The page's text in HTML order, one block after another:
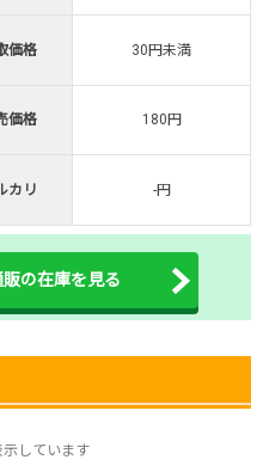
が50円
激熱オリパ
録で無料100連できる
じ公式はこちら ＞
ント開催中！
録で4種類アド確解放
パ公式はこちら ＞
価格 30円未満
価格 180円
カリ -円
の在庫を見る
しています